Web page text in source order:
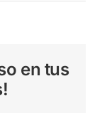
en tus